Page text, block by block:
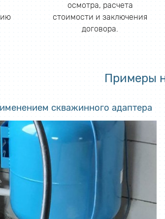
осмотра, расчета
стоимости и заключения
договора.
Примеры
скважинного адаптера